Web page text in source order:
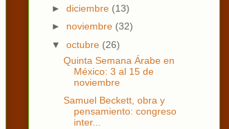
► diciembre (13)
► noviembre (32)
▼ octubre (26)
Quinta Semana Árabe en
México: 3 al 15 de
noviembre
Samuel Beckett, obra y
pensamiento: congreso
inter...